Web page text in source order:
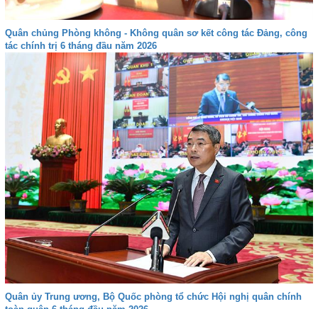
Quân chủng Phòng không - Không quân sơ kết công tác Đảng, công
tác chính trị 6 tháng đầu năm 2026
Quân ủy Trung ương, Bộ Quốc phòng tổ chức Hội nghị quân chính